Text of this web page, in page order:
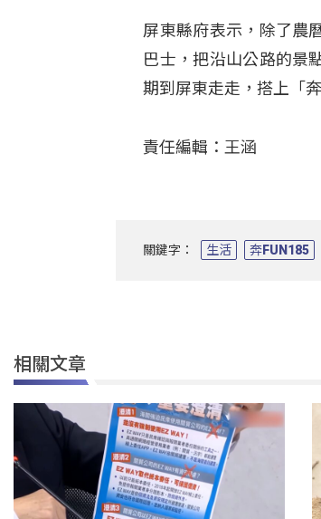
屏東縣府表示，除了農
巴士，把沿山公路的景
期到屏東走走，搭上「
責任編輯：王涵
關鍵字： 生活 奔FUN185
相關文章